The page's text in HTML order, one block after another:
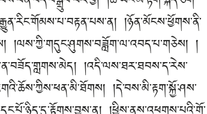
།ཉོན་མོངས་ཕྱོགས་ནི་
།ལས་ཀྱི་གདུང་ཤུགས་བཟློག་ལ་འབད་པ་གཅེས། །
།འདི་ལས་ཐར་ཐབས་ད་རེས་
།དེ་བས་མི་རྟག་སྐྱོ་ཤས་